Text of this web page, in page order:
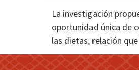
La investigación
oportunidad única de
las dietas, relación